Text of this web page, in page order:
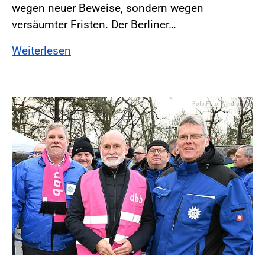
wegen neuer Beweise, sondern wegen
versäumter Fristen. Der Berliner…
Weiterlesen
Foto:Foto: Windmüller